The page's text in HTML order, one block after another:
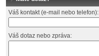
Váš kontakt (e-mail nebo telefon):
Váš dotaz nebo zpráva: